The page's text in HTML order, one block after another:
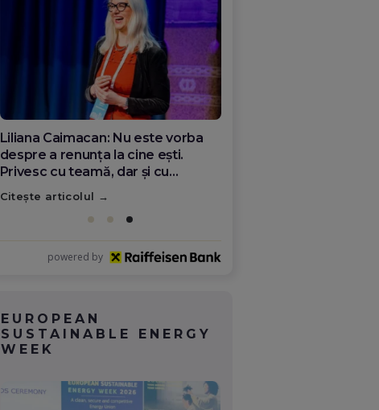
Liliana Caimacan: Nu este vorba
despre a renunța la cine ești.
Privesc cu teamă, dar și cu
speranță ceea ce se întâmplă în
România
Citește articolul
powered by
EUROPEAN
SUSTAINABLE ENERGY
WEEK